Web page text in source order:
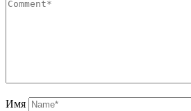
Имя